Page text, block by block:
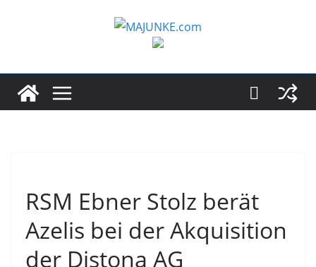
RSM Ebner Stolz berät
Azelis bei der Akquisition
der Distona AG